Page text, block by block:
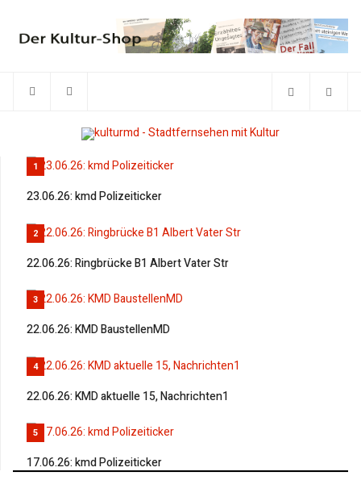
1
23.06.26: kmd Polizeiticker
2
22.06.26: Ringbrücke B1 Albert Vater Str
3
22.06.26: KMD BaustellenMD
4
22.06.26: KMD aktuelle 15, Nachrichten1
5
17.06.26: kmd Polizeiticker